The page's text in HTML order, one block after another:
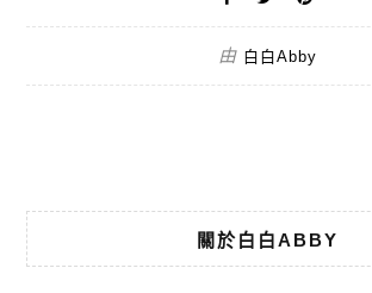
由 白白Abby
關於白白ABBY